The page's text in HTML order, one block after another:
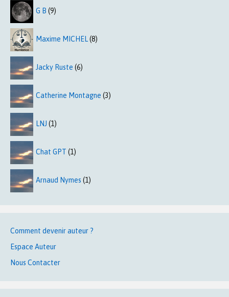
G B (9)
Maxime MICHEL(8)
Jacky Ruste (6)
Catherine Montagne (3)
LNJ (1)
Chat GPT (1)
Arnaud Nymes (1)
Comment devenir auteur ?
Espace Auteur
Nous Contacter